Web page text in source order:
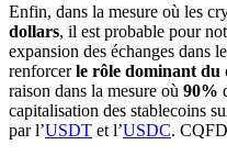
Enfin, dans la mesure où les
dollars, il est probable pour
expansion des échanges dans
renforcerle rôle dominant du
raison dans la mesure où 90%
capitalisation des stablecoins
par l’USDT et l’USDC.